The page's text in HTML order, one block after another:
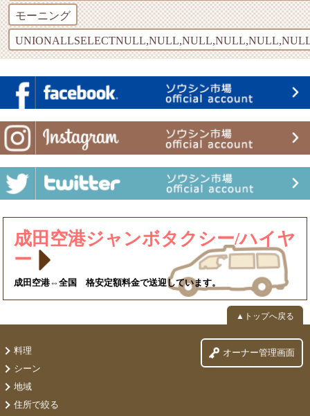
モーニング
成田空港ジャンボタクシー/ハイヤ
ー
成田空港⇔全国 格安定額料金で送迎しています。
▲トップへ戻る
料理
シーン
地域
住所で絞る
オーナー管理画面